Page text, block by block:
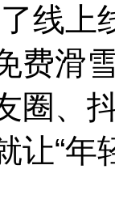
线
费滑
圈、
让“年